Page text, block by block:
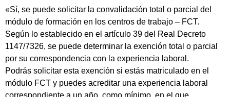
«Sí, se puede solicitar la convalidación total o parcial del
módulo de formación en los centros de trabajo – FCT.
Según lo establecido en el artículo 39 del Real Decreto
1147/7326, se puede determinar la exención total o parcial
por su correspondencia con la experiencia laboral.
Podrás solicitar esta exención si estás matriculado en el
módulo FCT y puedes acreditar una experiencia laboral